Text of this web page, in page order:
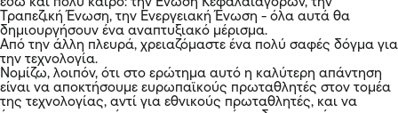
Τραπεζική Ένωση, την Ενεργειακή Ένωση - όλα αυτά θα
δημιουργήσουν ένα αναπτυξιακό μέρισμα.
Από την άλλη πλευρά, χρειαζόμαστε ένα πολύ σαφές δόγμα για
την τεχνολογία.
Νομίζω, λοιπόν, ότι στο ερώτημα αυτό η καλύτερη απάντηση
είναι να αποκτήσουμε ευρωπαϊκούς πρωταθλητές στον τομέα
της τεχνολογίας, αντί για εθνικούς πρωταθλητές, και να